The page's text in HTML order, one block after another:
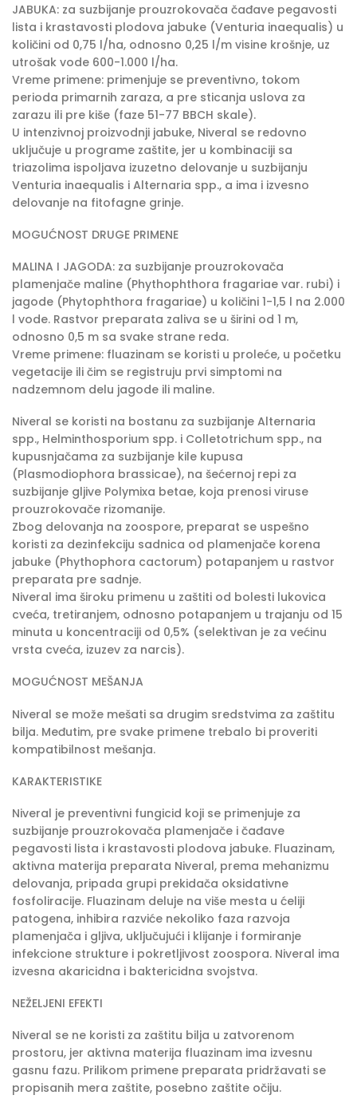
JABUKA: za suzbijanje prouzrokovača čađave pegavosti
lista i krastavosti plodova jabuke (Venturia inaequalis) u
količini od 0,75 l/ha, odnosno 0,25 l/m visine krošnje, uz
utrošak vode 600-1.000 l/ha.
Vreme primene: primenjuje se preventivno, tokom
perioda primarnih zaraza, a pre sticanja uslova za
zarazu ili pre kiše (faze 51-77 BBCH skale).
U intenzivnoj proizvodnji jabuke, Niveral se redovno
uključuje u programe zaštite, jer u kombinaciji sa
triazolima ispoljava izuzetno delovanje u suzbijanju
Venturia inaequalis i Alternaria spp., a ima i izvesno
delovanje na fitofagne grinje.
MOGUĆNOST DRUGE PRIMENE
MALINA I JAGODA: za suzbijanje prouzrokovača
plamenjače maline (Phythophthora fragariae var. rubi) i
jagode (Phytophthora fragariae) u količini 1-1,5 l na 2.000
l vode. Rastvor preparata zaliva se u širini od 1 m,
odnosno 0,5 m sa svake strane reda.
Vreme primene: fluazinam se koristi u proleće, u početku
vegetacije ili čim se registruju prvi simptomi na
nadzemnom delu jagode ili maline.
Niveral se koristi na bostanu za suzbijanje Alternaria
spp., Helminthosporium spp. i Colletotrichum spp., na
kupusnjačama za suzbijanje kile kupusa
(Plasmodiophora brassicae), na šećernoj repi za
suzbijanje gljive Polymixa betae, koja prenosi viruse
prouzrokovače rizomanije.
Zbog delovanja na zoospore, preparat se uspešno
koristi za dezinfekciju sadnica od plamenjače korena
jabuke (Phythophora cactorum) potapanjem u rastvor
preparata pre sadnje.
Niveral ima široku primenu u zaštiti od bolesti lukovica
cveća, tretiranjem, odnosno potapanjem u trajanju od 15
minuta u koncentraciji od 0,5% (selektivan je za većinu
vrsta cveća, izuzev za narcis).
MOGUĆNOST MEŠANJA
Niveral se može mešati sa drugim sredstvima za zaštitu
bilja. Međutim, pre svake primene trebalo bi proveriti
kompatibilnost mešanja.
KARAKTERISTIKE
Niveral je preventivni fungicid koji se primenjuje za
suzbijanje prouzrokovača plamenjače i čađave
pegavosti lista i krastavosti plodova jabuke. Fluazinam,
aktivna materija preparata Niveral, prema mehanizmu
delovanja, pripada grupi prekidača oksidativne
fosfoliracije. Fluazinam deluje na više mesta u ćeliji
patogena, inhibira razviće nekoliko faza razvoja
plamenjača i gljiva, uključujući i klijanje i formiranje
infekcione strukture i pokretljivost zoospora. Niveral ima
izvesna akaricidna i baktericidna svojstva.
NEŽELJENI EFEKTI
Niveral se ne koristi za zaštitu bilja u zatvorenom
prostoru, jer aktivna materija fluazinam ima izvesnu
gasnu fazu. Prilikom primene preparata pridržavati se
propisanih mera zaštite, posebno zaštite očiju.